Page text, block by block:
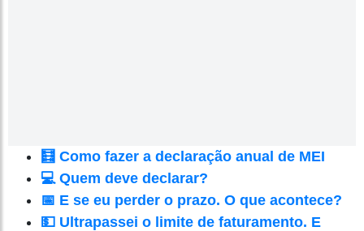
🧮 Como fazer a declaração anual de MEI
💻 Quem deve declarar?
📅 E se eu perder o prazo. O que acontece?
💵 Ultrapassei o limite de faturamento. E